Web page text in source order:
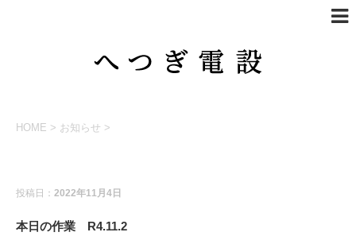
HOME > お知らせ >
投稿日： 2022年11月4日
本日の作業 R4.11.2